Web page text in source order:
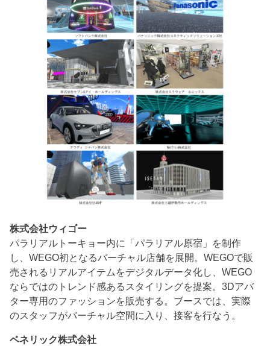
株式会社ウィゴー
パラリアルトーキョー内に「パラリアル原宿」を制作
し、WEGO初となるバーチャル店舗を展開。WEGOで販
売されるリアルアイテムをデジタルデータ化し、WEGO
ならではのトレンド感あるスタイリングを提案。3Dアバ
ター専用のファッションを販売する。ブースでは、実際
のスタッフがバーチャル空間に入り、接客を行なう。
ベネリック株式会社